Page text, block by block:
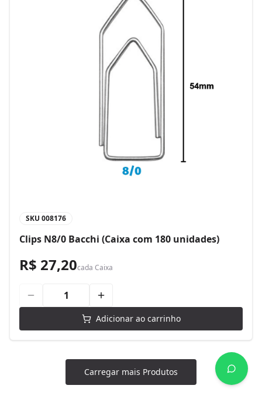
SKU 008176
Clips N8/0 Bacchi (Caixa com 180 unidades)
R$ 27,20cada Caixa
Adicionar ao carrinho
Carregar mais Produtos